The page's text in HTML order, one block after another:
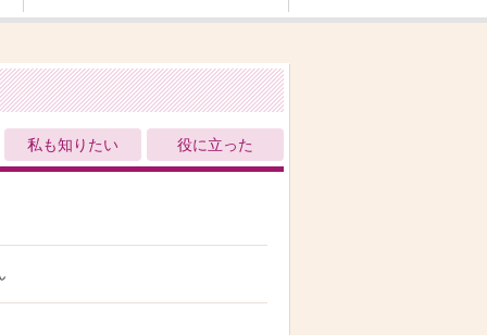
私も知りたい 役に立った